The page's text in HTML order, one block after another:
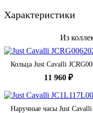
Характеристики
Из
Кольца Just Cavalli
11 960 ₽
Наручные часы Just